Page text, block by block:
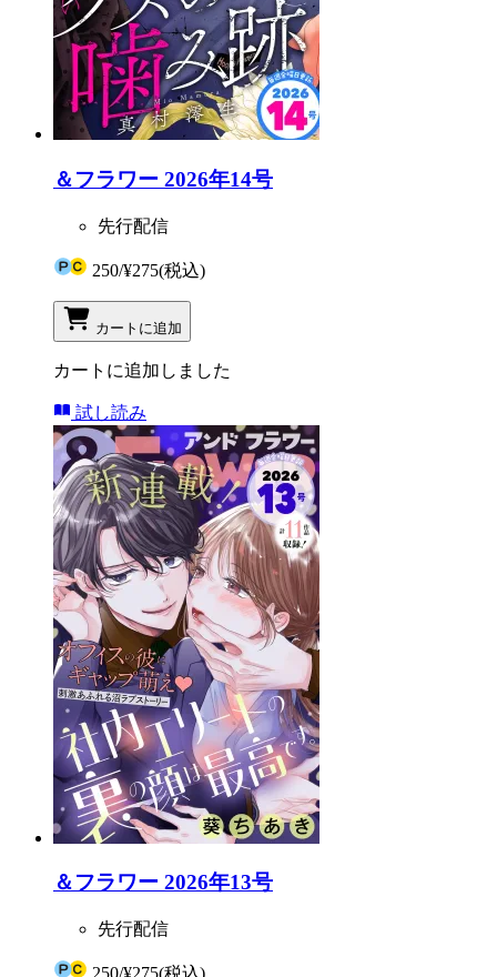
＆フラワー 2026年14号
先行配信
250/¥275(税込)
カートに追加
カートに追加しました
試し読み
＆フラワー 2026年13号
先行配信